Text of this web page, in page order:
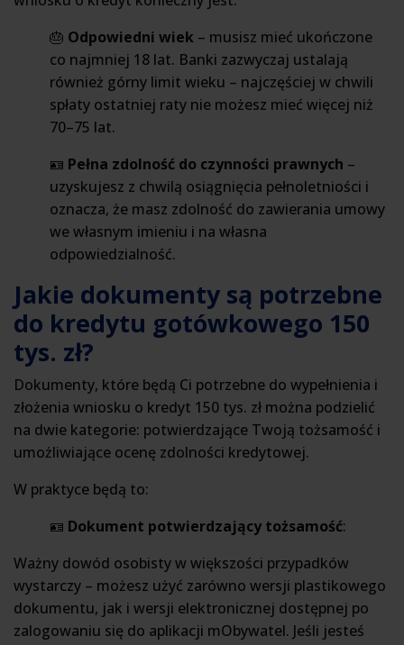
🎂 Odpowiedni wiek – musisz mieć ukończone
co najmniej 18 lat. Banki zazwyczaj ustalają
również górny limit wieku – najczęściej w chwili
spłaty ostatniej raty nie możesz mieć więcej niż
70–75 lat.
🪪 Pełna zdolność do czynności prawnych –
uzyskujesz z chwilą osiągnięcia pełnoletniości i
oznacza, że masz zdolność do zawierania umowy
we własnym imieniu i na własna
odpowiedzialność.
Jakie dokumenty są potrzebne
do kredytu gotówkowego 150
tys. zł?
Dokumenty, które będą Ci potrzebne do wypełnienia i
złożenia wniosku o kredyt 150 tys. zł można podzielić
na dwie kategorie: potwierdzające Twoją tożsamość i
umożliwiające ocenę zdolności kredytowej.
W praktyce będą to:
🪪 Dokument potwierdzający tożsamość:
Ważny dowód osobisty w większości przypadków
wystarczy – możesz użyć zarówno wersji plastikowego
dokumentu, jak i wersji elektronicznej dostępnej po
zalogowaniu się do aplikacji mObywatel. Jeśli jesteś